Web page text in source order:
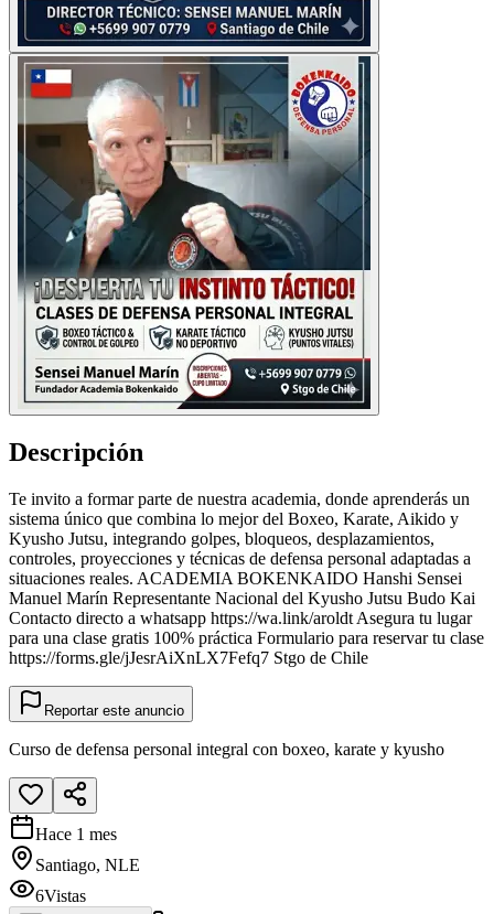
Descripción
Te invito a formar parte de nuestra academia, donde aprenderás un
sistema único que combina lo mejor del Boxeo, Karate, Aikido y
Kyusho Jutsu, integrando golpes, bloqueos, desplazamientos,
controles, proyecciones y técnicas de defensa personal adaptadas a
situaciones reales. ACADEMIA BOKENKAIDO Hanshi Sensei
Manuel Marín Representante Nacional del Kyusho Jutsu Budo Kai
Contacto directo a whatsapp https://wa.link/aroldt Asegura tu lugar
para una clase gratis 100% práctica Formulario para reservar tu clase
https://forms.gle/jJesrAiXnLX7Fefq7 Stgo de Chile
Reportar este anuncio
Curso de defensa personal integral con boxeo, karate y kyusho
Hace 1 mes
Santiago, NLE
6Vistas